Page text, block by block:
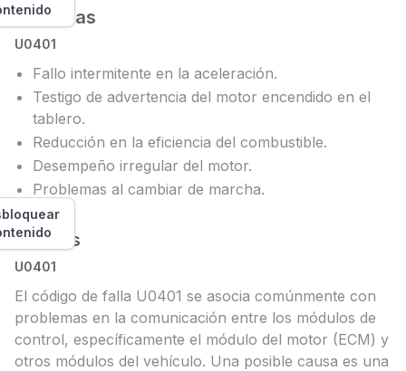
Síntomas
U0401
Fallo intermitente en la aceleración.
Testigo de advertencia del motor encendido en el
tablero.
Reducción en la eficiencia del combustible.
Desempeño irregular del motor.
Problemas al cambiar de marcha.
Causas
U0401
El código de falla U0401 se asocia comúnmente con
problemas en la comunicación entre los módulos de
control, específicamente el módulo del motor (ECM) y
otros módulos del vehículo. Una posible causa es una